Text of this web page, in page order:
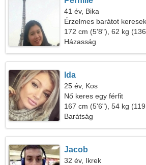
41 év, Bika
Érzelmes barátot
172 cm (5'8"), 62 kg
Házasság
Ida
25 év, Kos
Nő keres egy férfit
167 cm (5'6"), 54 kg
Barátság
Jacob
32 év, Ikrek